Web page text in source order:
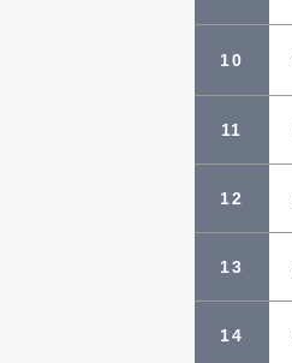
10
11
12
13
14